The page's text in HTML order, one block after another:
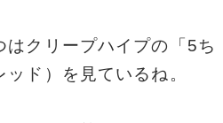
はクリープハイプの「5ち
ド）を見ているね。